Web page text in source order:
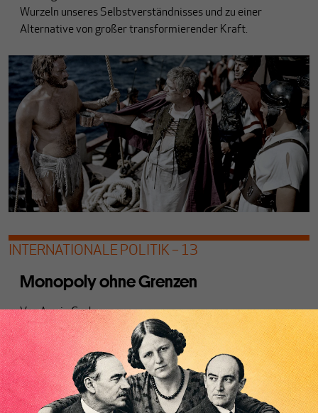
Wurzeln unseres Selbstverständnisses und zu einer
Alternative von großer transformierender Kraft.
INTERNATIONALE POLITIK – 13
Monopoly ohne Grenzen
VonArmin Groh
Der Ordoliberale Lars Feld lehnt das Lieferkettengesetz
mit der Begründung ab, die Verantwortung für
Menschenrechte liege in der Souveränität von Staaten.
Dabei übergeht er, was Iris Marion Young als strukturelle
Ungerechtigkeit und partizipatorische Verantwortung